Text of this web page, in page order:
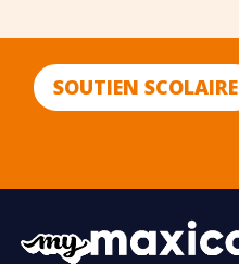
SOUTIEN SCOLAIRE